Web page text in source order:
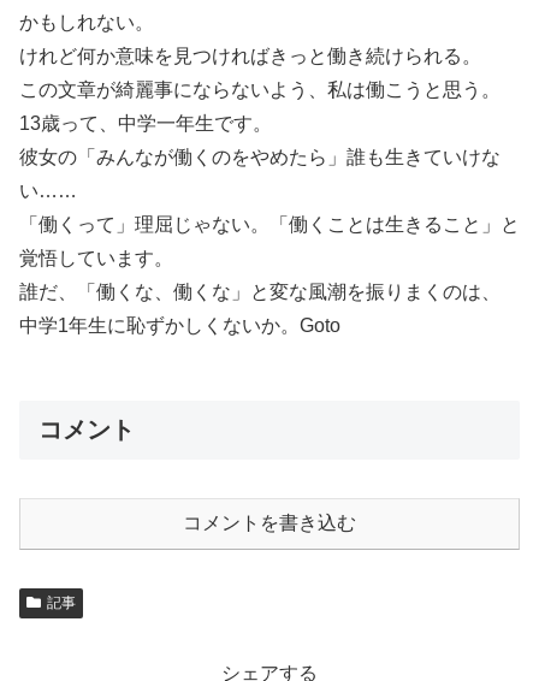
かもしれない。
けれど何か意味を見つければきっと働き続けられる。
この文章が綺麗事にならないよう、私は働こうと思う。
13歳って、中学一年生です。
彼女の「みんなが働くのをやめたら」誰も生きていけな
い……
「働くって」理屈じゃない。「働くことは生きること」と
覚悟しています。
誰だ、「働くな、働くな」と変な風潮を振りまくのは、
中学1年生に恥ずかしくないか。Goto
コメント
コメントを書き込む
記事
シェアする